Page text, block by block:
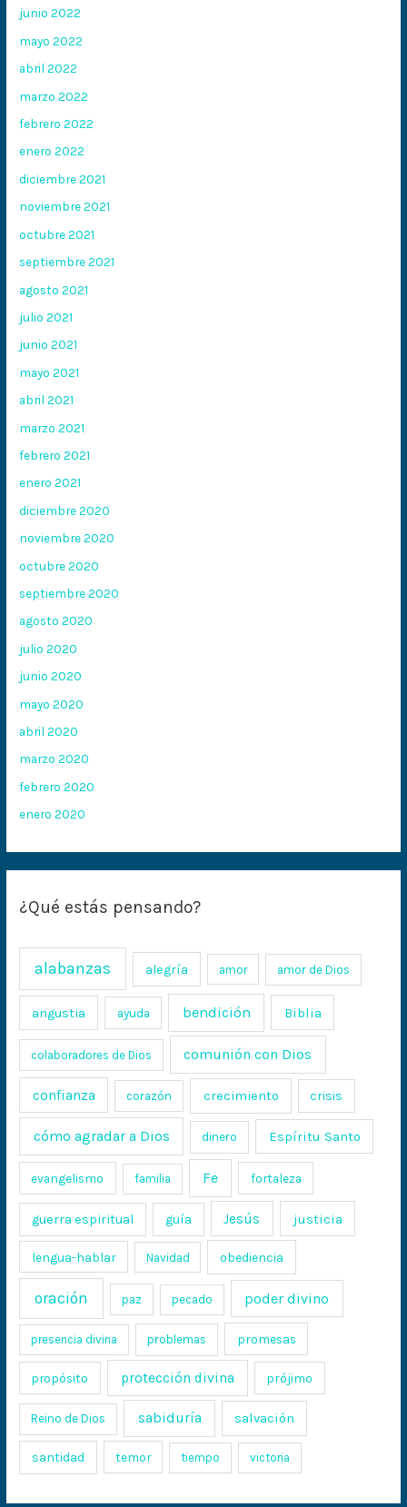
junio 2022
mayo 2022
abril 2022
marzo 2022
febrero 2022
enero 2022
diciembre 2021
noviembre 2021
octubre 2021
septiembre 2021
agosto 2021
julio 2021
junio 2021
mayo 2021
abril 2021
marzo 2021
febrero 2021
enero 2021
diciembre 2020
noviembre 2020
octubre 2020
septiembre 2020
agosto 2020
julio 2020
junio 2020
mayo 2020
abril 2020
marzo 2020
febrero 2020
enero 2020
¿Qué estás pensando?
alabanzas alegría amor amor de Dios
angustia ayuda bendición Biblia
colaboradores de Dios comunión con Dios
confianza corazón crecimiento crisis
cómo agradar a Dios dinero Espíritu Santo
evangelismo familia Fe fortaleza
guerra espiritual guía Jesús justicia
lengua-hablar Navidad obediencia
oración paz pecado poder divino
presencia divina problemas promesas
propósito protección divina prójimo
Reino de Dios sabiduría salvación
santidad temor tiempo victoria